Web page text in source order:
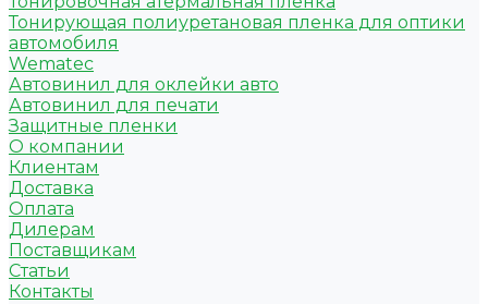
Тонирующая полиуретановая пленка для оптики
автомобиля
Wematec
Автовинил для оклейки авто
Автовинил для печати
Защитные пленки
О компании
Клиентам
Доставка
Оплата
Дилерам
Поставщикам
Статьи
Контакты